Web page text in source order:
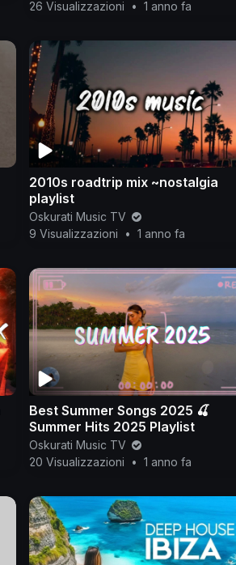
2025
26 Visualizzazioni
• 1 anno fa
2010s roadtrip mix ~nostalgia
playlist
Oskurati Music TV
9 Visualizzazioni
• 1 anno fa
Best Summer Songs 2025 🍒
Summer Hits 2025 Playlist
Oskurati Music TV
20 Visualizzazioni
• 1 anno fa